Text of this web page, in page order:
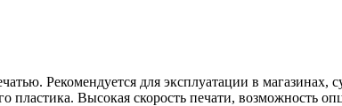
Рекомендуется для эксплуатации в магазинах,
пластика. Высокая скорость печати, возможность